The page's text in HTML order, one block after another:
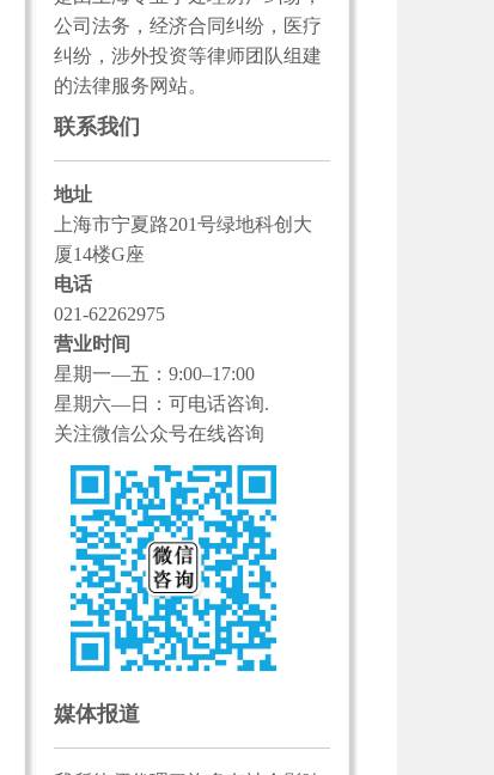
公司法务，经济合同纠纷，医疗
纠纷，涉外投资等律师团队组建
的法律服务网站。
联系我们
地址
上海市宁夏路201号绿地科创大
厦14楼G座
电话
021-62262975
营业时间
星期一—五：9:00–17:00
星期六—日：可电话咨询.
关注微信公众号在线咨询
媒体报道